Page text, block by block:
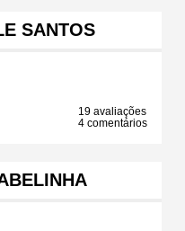
SANTOS
19 avaliações
4 comentários